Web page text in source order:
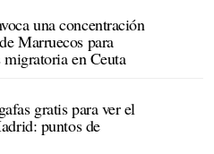
una concentración
Marruecos para
en Ceuta
gratis para ver el
puntos de